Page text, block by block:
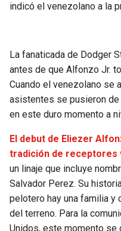
indicó el venezolano a la
La fanaticada de Dodger
antes de que Alfonzo Jr.
Cuando el venezolano se
asistentes se pusieron de
en este duro momento a
El debut de Eliezer
tradición de receptores
un linaje que incluye
Salvador Perez. Su
pelotero hay una familia y
del terreno. Para la
Unidos, este momento se